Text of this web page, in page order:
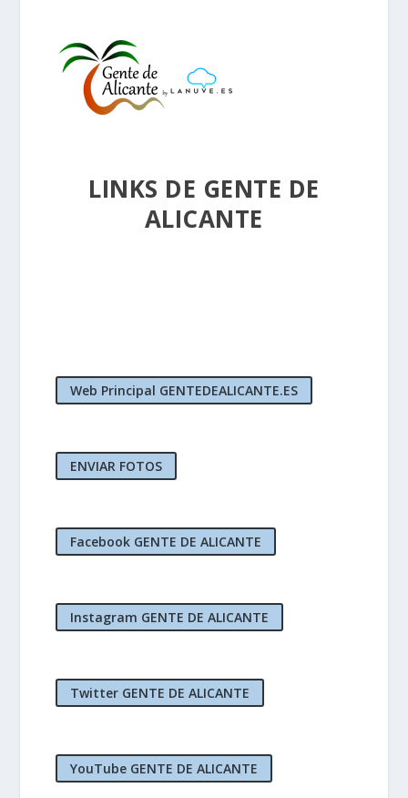
LINKS DE GENTE DE
ALICANTE
Web Principal GENTEDEALICANTE.ES
ENVIAR FOTOS
Facebook GENTE DE ALICANTE
Instagram GENTE DE ALICANTE
Twitter GENTE DE ALICANTE
YouTube GENTE DE ALICANTE